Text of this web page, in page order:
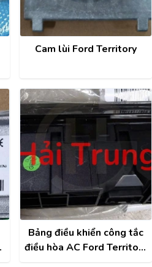
Cam lùi Ford Territory
Bảng điều khiển công tắc
điều hòa AC Ford Territory